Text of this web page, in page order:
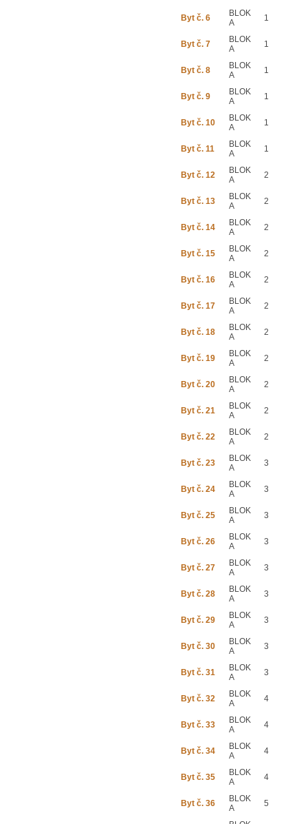
Byt č. 6
BLOK
A
1
Byt č. 7
BLOK
A
1
Byt č. 8
BLOK
A
1
Byt č. 9
BLOK
A
1
Byt č. 10
BLOK
A
1
Byt č. 11
BLOK
A
1
Byt č. 12
BLOK
A
2
Byt č. 13
BLOK
A
2
Byt č. 14
BLOK
A
2
Byt č. 15
BLOK
A
2
Byt č. 16
BLOK
A
2
Byt č. 17
BLOK
A
2
Byt č. 18
BLOK
A
2
Byt č. 19
BLOK
A
2
Byt č. 20
BLOK
A
2
Byt č. 21
BLOK
A
2
Byt č. 22
BLOK
A
2
Byt č. 23
BLOK
A
3
Byt č. 24
BLOK
A
3
Byt č. 25
BLOK
A
3
Byt č. 26
BLOK
A
3
Byt č. 27
BLOK
A
3
Byt č. 28
BLOK
A
3
Byt č. 29
BLOK
A
3
Byt č. 30
BLOK
A
3
Byt č. 31
BLOK
A
3
Byt č. 32
BLOK
A
4
Byt č. 33
BLOK
A
4
Byt č. 34
BLOK
A
4
Byt č. 35
BLOK
A
4
Byt č. 36
BLOK
A
5